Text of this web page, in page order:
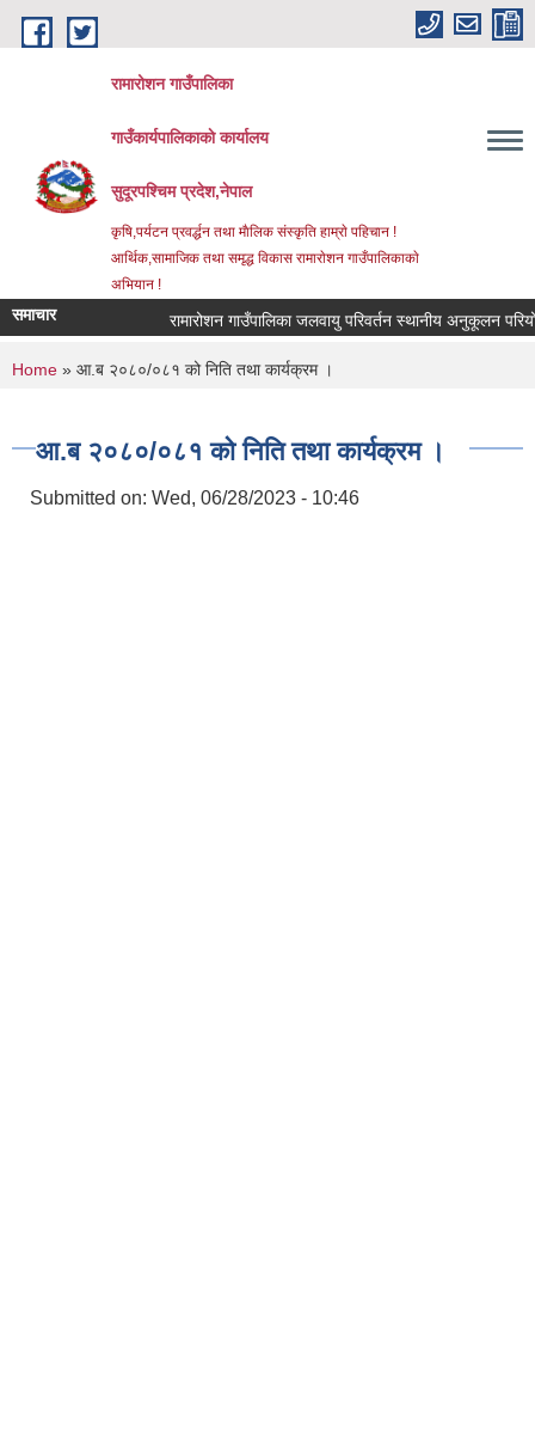
Skip to main content
रामारोशन गाउँपालिका
गाउँकार्यपालिकाकाे कार्यालय
सुदूरपश्चिम प्रदेश,नेपाल
कृषि,पर्यटन प्रवर्द्धन तथा माैलिक संस्कृति हाम्राे पहिचान !
आर्थिक,सामाजिक तथा समृद्ध विकास रामाराेशन गाउँपालिकाकाे
अभियान !
समाचार रामारोशन गाउँपालिका जलवायु परिवर्तन स्थानीय अनुकूलन
You are here
Home » आ.ब २०८०/०८१ को निति तथा कार्यक्रम ।
आ.ब २०८०/०८१ को निति तथा कार्यक्रम ।
Submitted on: Wed, 06/28/2023 - 10:46